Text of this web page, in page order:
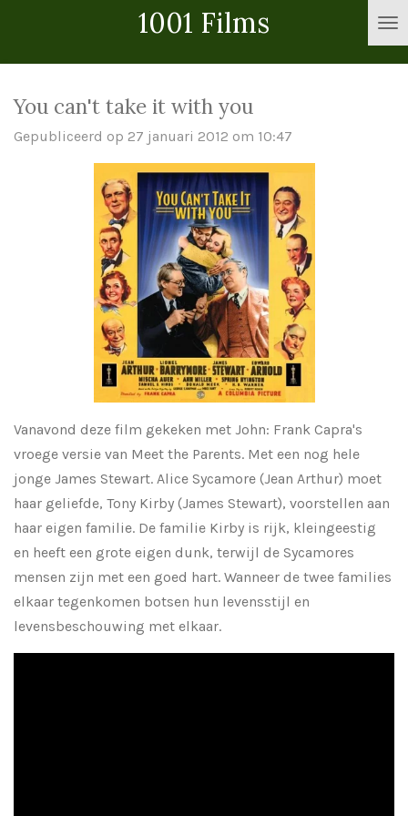
hoofdinhoud
1001 Films
You can't take it with you
Gepubliceerd op 27 januari 2012 om 10:47
Vanavond deze film gekeken met John: Frank Capra's
vroege versie van Meet the Parents. Met een nog hele
jonge James Stewart. Alice Sycamore (Jean Arthur) moet
haar geliefde, Tony Kirby (James Stewart), voorstellen aan
haar eigen familie. De familie Kirby is rijk, kleingeestig
en heeft een grote eigen dunk, terwijl de Sycamores
mensen zijn met een goed hart. Wanneer de twee families
elkaar tegenkomen botsen hun levensstijl en
levensbeschouwing met elkaar.